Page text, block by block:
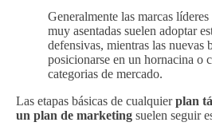
Generalmente las marcas
muy asentadas suelen adoptar
defensivas, mientras las nuevas
posicionarse en un hornacina o
categorias de mercado.
Las etapas básicas de cualquierplan
un plan de marketing suelen seguir